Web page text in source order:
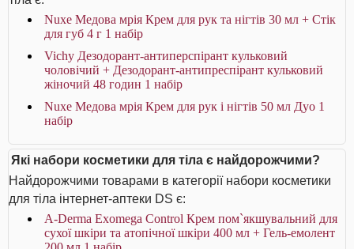
Nuxe Медова мрія Крем для рук та нігтів 30 мл + Стік
для губ 4 г 1 набір
Vichy Дезодорант-антиперспірант кульковий
чоловічий + Дезодорант-антипреспірант кульковий
жіночий 48 годин 1 набір
Nuxe Медова мрія Крем для рук і нігтів 50 мл Дуо 1
набір
Які набори косметики для тіла є найдорожчими?
Найдорожчими товарами в категорії набори косметики
для тіла інтернет-аптеки DS є:
A-Derma Exomega Control Крем пом`якшувальний для
сухої шкіри та атопічної шкіри 400 мл + Гель-емолент